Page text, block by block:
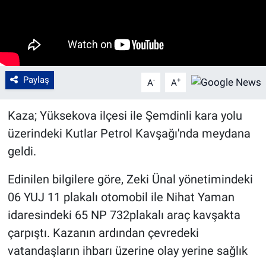
Paylaş A- A+
Kaza; Yüksekova ilçesi ile Şemdinli kara yolu
üzerindeki Kutlar Petrol Kavşağı'nda meydana
geldi.
Edinilen bilgilere göre, Zeki Ünal yönetimindeki
06 YUJ 11 plakalı otomobil ile Nihat Yaman
idaresindeki 65 NP 732plakalı araç kavşakta
çarpıştı. Kazanın ardından çevredeki
vatandaşların ihbarı üzerine olay yerine sağlık